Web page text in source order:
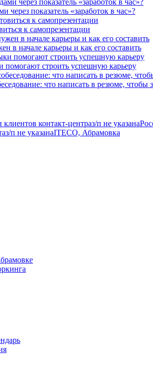
через показатель «заработок в час»?
к самопрезентации
в начале карьеры и как его составить
помогают строить успешную карьеру
что написать в резюме, чтобы
контакт-центраз/п не указана
з/п не указанаITECO, Абрамовка